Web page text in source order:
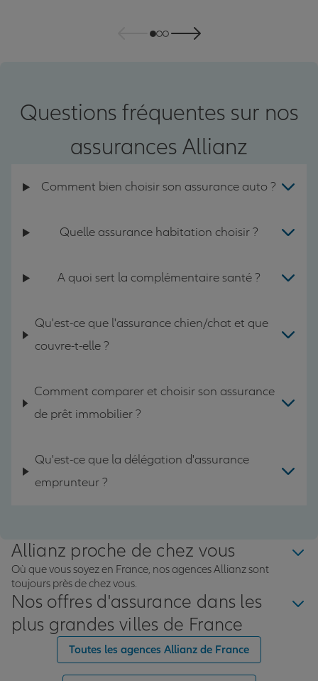
Questions fréquentes sur nos
assurances Allianz
Comment bien choisir son assurance auto ?
Quelle assurance habitation choisir ?
A quoi sert la complémentaire santé ?
Qu'est-ce que l'assurance chien/chat et que
couvre-t-elle ?
Comment comparer et choisir son assurance
de prêt immobilier ?
Qu'est-ce que la délégation d'assurance
emprunteur ?
Allianz proche de chez vous
Où que vous soyez en France, nos agences Allianz sont
toujours près de chez vous.
Nos offres d'assurance dans les
plus grandes villes de France
Toutes les agences Allianz de France